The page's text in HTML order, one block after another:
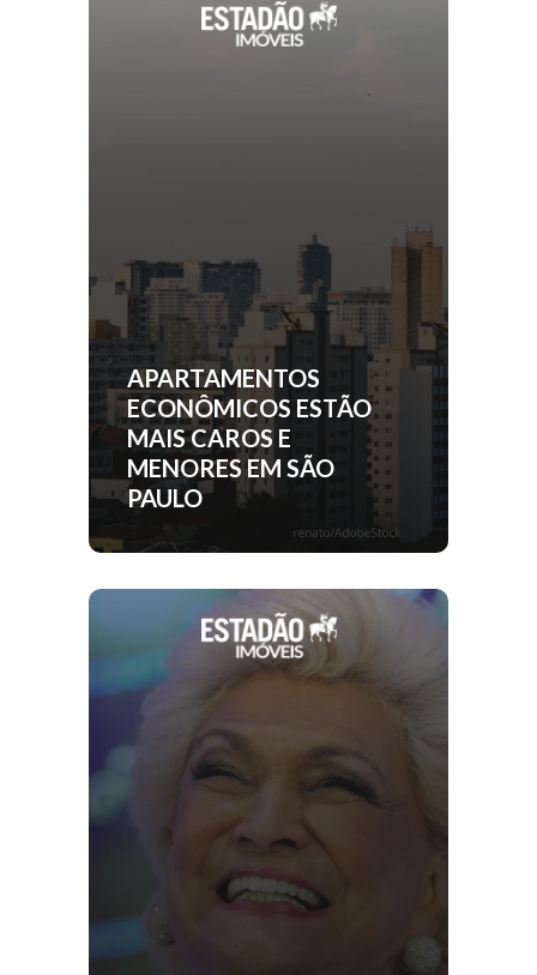
APARTAMENTOS
ECONÔMICOS ESTÃO
MAIS CAROS E
MENORES EM SÃO
PAULO